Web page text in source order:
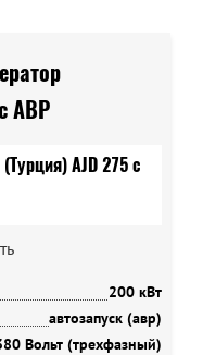
АВР
200 кВт
автозапуск (авр)
Вольт (трехфазный)